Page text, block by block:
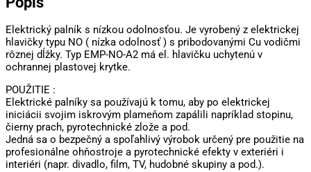
Elektrický palník s nízkou odolnosťou. Je vyrobený z elektrickej
hlavičky typu NO ( nízka odolnosť ) s pribodovanými Cu vodičmi
rôznej dĺžky. Typ EMP-NO-A2 má el. hlavičku uchytenú v
ochrannej plastovej krytke.
POUŽITIE :
Elektrické palníky sa používajú k tomu, aby po elektrickej
iniciácii svojim iskrovým plameňom zapálili napríklad stopinu,
čierny prach, pyrotechnické zlože a pod.
Jedná sa o bezpečný a spoľahlivý výrobok určený pre použitie na
profesionálne ohňostroje a pyrotechnické efekty v exteriéri i
interiéri (napr. divadlo, film, TV, hudobné skupiny a pod.).